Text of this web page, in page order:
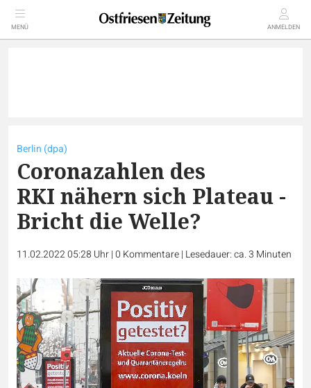
MENÜ ANMELDEN
Berlin (dpa)
Coronazahlen des
RKI nähern sich Plateau -
Bricht die Welle?
11.02.2022 05:28 Uhr|0 Kommentare| Lesedauer: ca. 3 Minuten